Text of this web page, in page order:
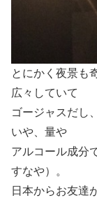
とにかく夜景も
広々していて
ゴージャスだし
いや、量や
アルコール成分
すなや）。
日本からお友達